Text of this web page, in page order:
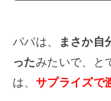
パパは、
まさか自
ったみたいで、と
は、 サプライズで